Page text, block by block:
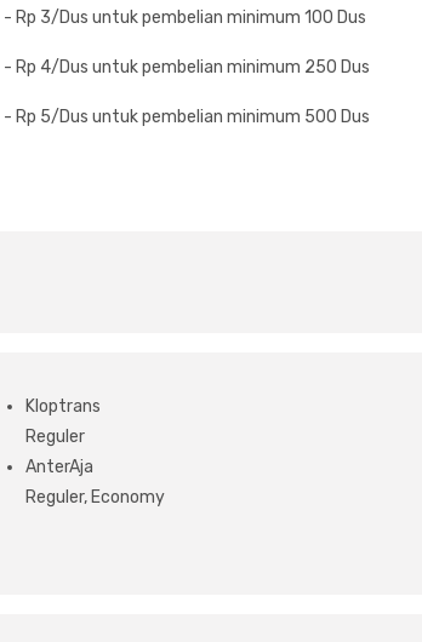
- Rp 3/Dus untuk pembelian minimum 100 Dus
- Rp 4/Dus untuk pembelian minimum 250 Dus
- Rp 5/Dus untuk pembelian minimum 500 Dus
Kloptrans
Reguler
AnterAja
Reguler, Economy